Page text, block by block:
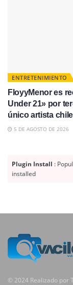
ENTRETENIMIENTO
FloyyMenor es
Under 21» por
único artista
5 DE AGOSTO DE 2026
Plugin Install :
installed
© 2024 Realizado por